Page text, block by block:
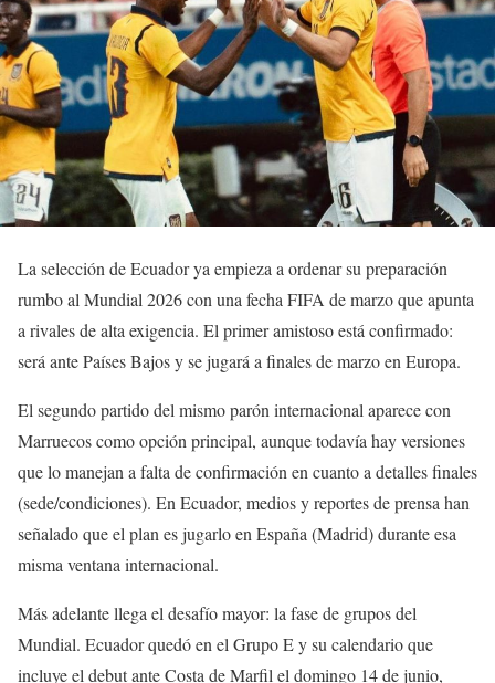
La selección de Ecuador ya empieza a ordenar su preparación
rumbo al Mundial 2026 con una fecha FIFA de marzo que apunta
a rivales de alta exigencia. El primer amistoso está confirmado:
será ante Países Bajos y se jugará a finales de marzo en Europa.
El segundo partido del mismo parón internacional aparece con
Marruecos como opción principal, aunque todavía hay versiones
que lo manejan a falta de confirmación en cuanto a detalles finales
(sede/condiciones). En Ecuador, medios y reportes de prensa han
señalado que el plan es jugarlo en España (Madrid) durante esa
misma ventana internacional.
Más adelante llega el desafío mayor: la fase de grupos del
Mundial. Ecuador quedó en el Grupo E y su calendario que
incluye el debut ante Costa de Marfil el domingo 14 de junio,